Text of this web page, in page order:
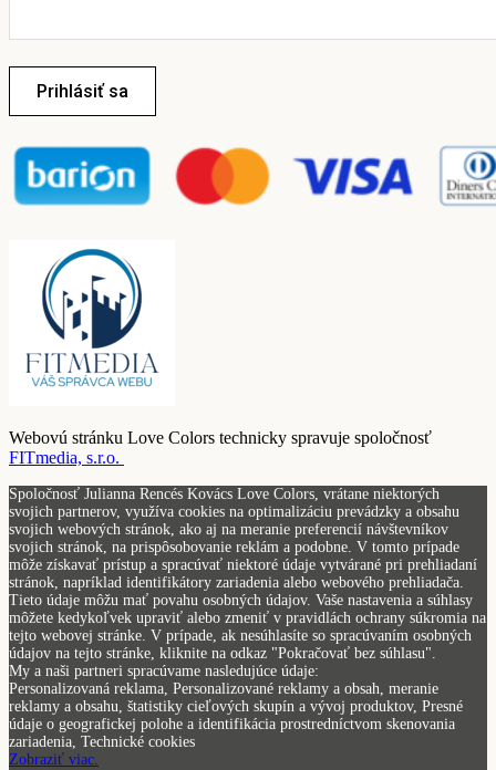
Prihlásiť sa
Webovú stránku Love Colors technicky spravuje spoločnosť
FITmedia, s.r.o.
Spoločnosť Julianna Rencés Kovács Love Colors, vrátane niektorých
svojich partnerov, využíva cookies na optimalizáciu prevádzky a obsahu
svojich webových stránok, ako aj na meranie preferencií návštevníkov
svojich stránok, na prispôsobovanie reklám a podobne. V tomto prípade
môže získavať prístup a spracúvať niektoré údaje vytvárané pri prehliadaní
stránok, napríklad identifikátory zariadenia alebo webového prehliadača.
Tieto údaje môžu mať povahu osobných údajov. Vaše nastavenia a súhlasy
môžete kedykoľvek upraviť alebo zmeniť v pravidlách ochrany súkromia na
tejto webovej stránke. V prípade, ak nesúhlasíte so spracúvaním osobných
údajov na tejto stránke, kliknite na odkaz "Pokračovať bez súhlasu".
My a naši partneri spracúvame nasledujúce údaje:
Personalizovaná reklama, Personalizované reklamy a obsah, meranie
reklamy a obsahu, štatistiky cieľových skupín a vývoj produktov, Presné
údaje o geografickej polohe a identifikácia prostredníctvom skenovania
zariadenia, Technické cookies
Zobraziť viac.